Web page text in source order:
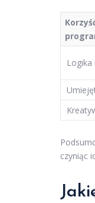
Logika
czyniąc